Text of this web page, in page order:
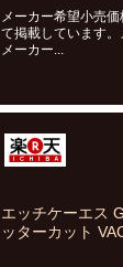
メーカー希望小売
て掲載しています。
メーカー...
エッチケーエス
ッターカット